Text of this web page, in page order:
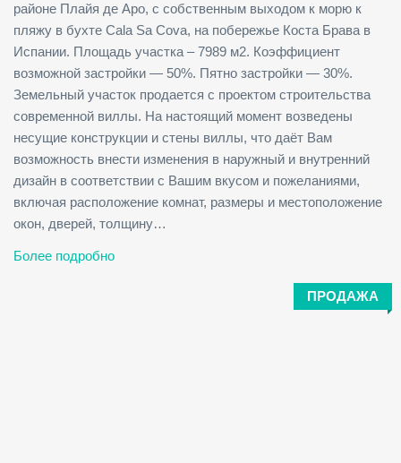
районе Плайя де Аро, с собственным выходом к морю к
пляжу в бухте Cala Sa Cova, на побережье Коста Брава в
Испании. Площадь участка – 7989 м2. Коэффициент
возможной застройки — 50%. Пятно застройки — 30%.
Земельный участок продается с проектом строительства
современной виллы. На настоящий момент возведены
несущие конструкции и стены виллы, что даёт Вам
возможность внести изменения в наружный и внутренний
дизайн в соответствии с Вашим вкусом и пожеланиями,
включая расположение комнат, размеры и местоположение
окон, дверей, толщину…
Более подробно
ПРОДАЖА